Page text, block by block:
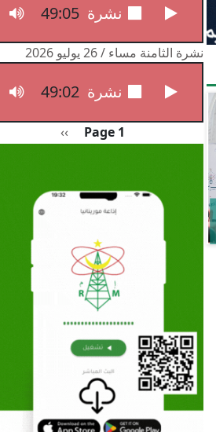
نشرة الثامنة مساء / 27 يوليو 2026
49:05
نشرة الثامنة مساء / 26 يوليو 2026
نشرة الثامنة مساء / 26 يوليو 2026
49:02
Pagination
Page 1 الصفحة التالية
››